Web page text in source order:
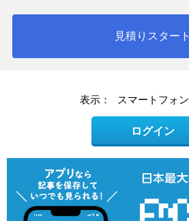
見積りスタート
表示： スマートフォン
ログイン